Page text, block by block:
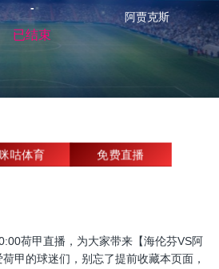
-
已结束
阿贾克斯
咕体育 免费直播
荷甲直播，为大家带来【海伦芬VS阿
甲的球迷们，别忘了提前收藏本页面，